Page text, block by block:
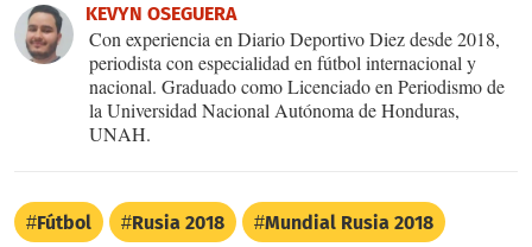
KEVYN OSEGUERA
Con experiencia en Diario Deportivo Diez desde 2018,
periodista con especialidad en fútbol internacional y
nacional. Graduado como Licenciado en Periodismo de
la Universidad Nacional Autónoma de Honduras,
UNAH.
Fútbol Rusia 2018 Mundial Rusia 2018